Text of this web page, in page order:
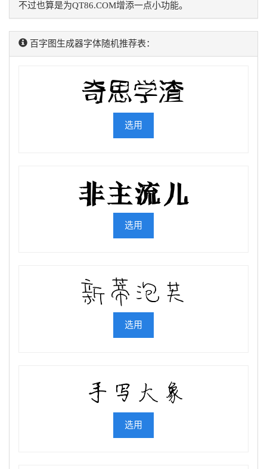
不过也算是为QT86.COM增添一点小功能。
百字图生成器字体随机推荐表：
选用
选用
选用
选用